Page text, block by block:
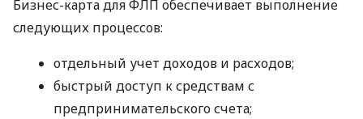
Бизнес-карта для ФЛП обеспечивает выполнение
следующих процессов:
отдельный учет доходов и расходов;
быстрый доступ к средствам с
предпринимательского счета;